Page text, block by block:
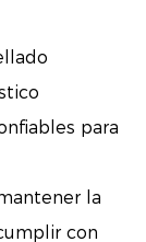
para
la
con